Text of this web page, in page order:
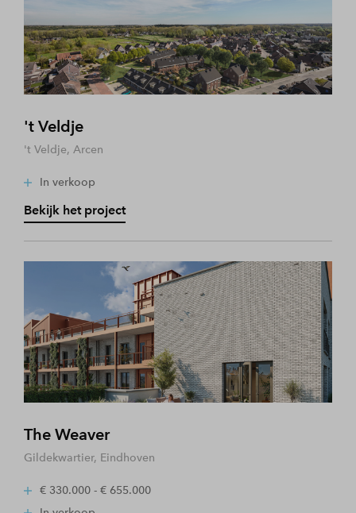
't Veldje
't Veldje, Arcen
In verkoop
Bekijk het project
The Weaver
Gildekwartier, Eindhoven
€ 330.000 - € 655.000